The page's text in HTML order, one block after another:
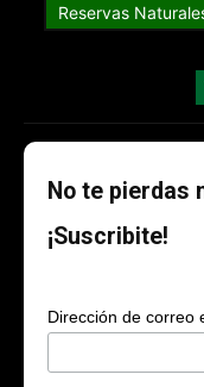
Reservas
No te pierdas
¡Suscribite!
Dirección de correo